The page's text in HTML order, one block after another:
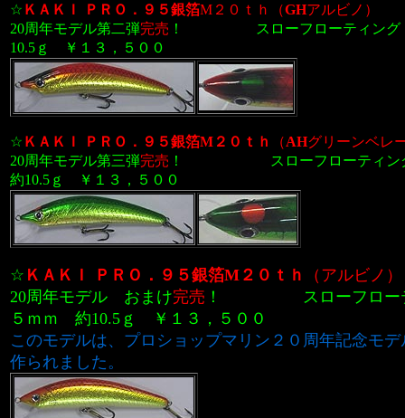
☆ ＫＡＫＩ ＰＲＯ．９５銀箔M２０ｔｈ （GHアルビノ）
20周年モデル第二弾完売 ！
スローフローティング
10.5ｇ ￥１３，５００
☆ ＫＡＫＩ ＰＲＯ．９５銀箔M２０ｔｈ （AHグリーンベレ
20周年モデル第三弾完売 ！
スローフローティン
約10.5ｇ ￥１３，５００
☆ ＫＡＫＩ ＰＲＯ．９５銀箔M２０ｔｈ
（アルビノ）
20周年モデル おまけ完売 ！
スローフローテ
５ｍｍ 約10.5ｇ ￥１３，５００
このモデルは、プロショップマリン２０周年記念モ
作られました。